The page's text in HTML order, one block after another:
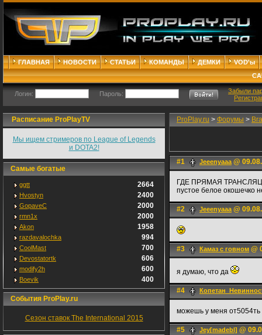
ГЛАВНАЯ НОВОСТИ СТАТЬИ КОМАНДЫ ДЕМКИ
VOD'ы
Логин: Пароль:
Забыли
Расписание ProPlayTV
Мы ищем стримеров по League of Legends
и DOTA2!
Самые богатые
ggtt 2664
Hvostyn 2400
GopaveC 2000
rmn1x 2000
Akon 1958
razdavalochka 994
CoolMast 700
Devostatortk 606
modify2h 600
Boevik 400
События ProPlay.ru
Сезон ставок The International 2015
ProPlay.ru > Форумы >
#1 Jeeenyaaa@
ГДЕ ПРЯМАЯ
пустое белое окошечко
#2 Jeeenyaaa@
#3 Камаз с говном @
я думаю, что да
#4
можешь у меня от5054ть
#5 Jey[madebl] @